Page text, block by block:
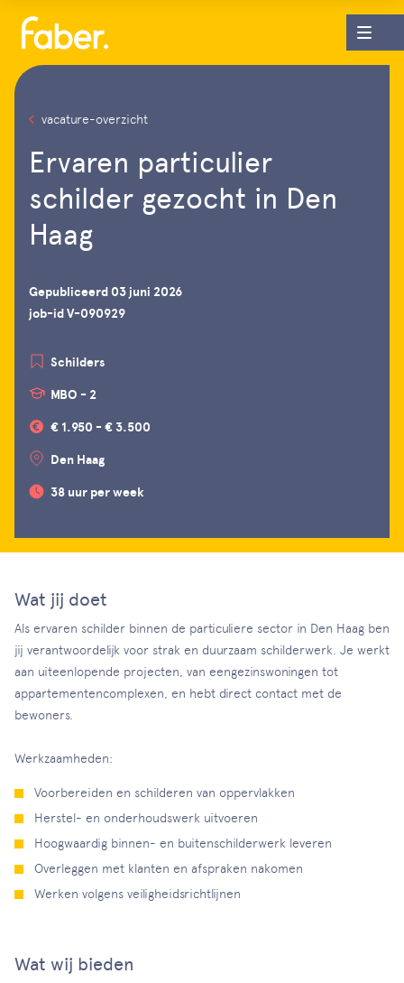
vacature-overzicht
Ervaren particulier
schilder gezocht in Den
Haag
Gepubliceerd 03 juni 2026
job-id V-090929
Schilders
MBO - 2
€ 1.950 - € 3.500
Den Haag
38 uur per week
Wat jij doet
Als ervaren schilder binnen de particuliere sector in Den Haag ben
jij verantwoordelijk voor strak en duurzaam schilderwerk. Je werkt
aan uiteenlopende projecten, van eengezinswoningen tot
appartementencomplexen, en hebt direct contact met de
bewoners.
Werkzaamheden:
Voorbereiden en schilderen van oppervlakken
Herstel- en onderhoudswerk uitvoeren
Hoogwaardig binnen- en buitenschilderwerk leveren
Overleggen met klanten en afspraken nakomen
Werken volgens veiligheidsrichtlijnen
Wat wij bieden